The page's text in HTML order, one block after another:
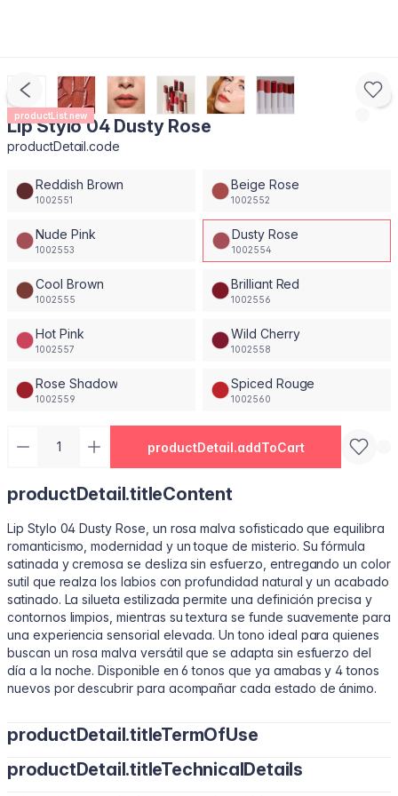
productList.new
Lip Stylo 04 Dusty Rose
productDetail.code
Reddish Brown
1002551
Beige Rose
1002552
Nude Pink
1002553
Dusty Rose
1002554
Cool Brown
1002555
Brilliant Red
1002556
Hot Pink
1002557
Wild Cherry
1002558
Rose Shadow
1002559
Spiced Rouge
1002560
productDetail.addToCart
productDetail.titleContent
Lip Stylo 04 Dusty Rose, un rosa malva sofisticado que equilibra
romanticismo, modernidad y un toque de misterio. Su fórmula
satinada y cremosa se desliza sin esfuerzo, entregando un color
sutil que realza los labios con profundidad natural y un acabado
satinado. La silueta estilizada permite una definición precisa y
contornos limpios, mientras su textura se funde suavemente para
una experiencia sensorial elevada. Un tono ideal para quienes
buscan un rosa malva versátil que se adapta sin esfuerzo del
día a la noche. Disponible en 6 tonos que ya amabas y 4 tonos
nuevos por descubrir para acompañar cada estado de ánimo.
productDetail.titleTermOfUse
• Perfila tu contorno natural con el borde estilizado. • Inclina
productDetail.titleTechnicalDetails